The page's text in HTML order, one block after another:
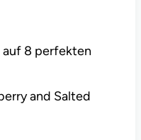
auf 8 perfekten
and Salted